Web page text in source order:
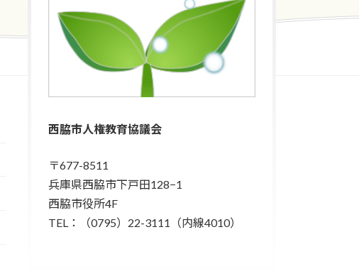
西脇市人権教育協議会
〒677-8511
兵庫県西脇市下戸田128−1
西脇市役所4F
TEL：（0795）22-3111（内線4010）